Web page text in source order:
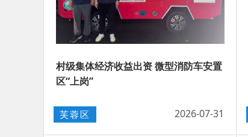
村级集体经济收益出资 微型消防车安置
区“上岗”
芙蓉区 2026-07-31